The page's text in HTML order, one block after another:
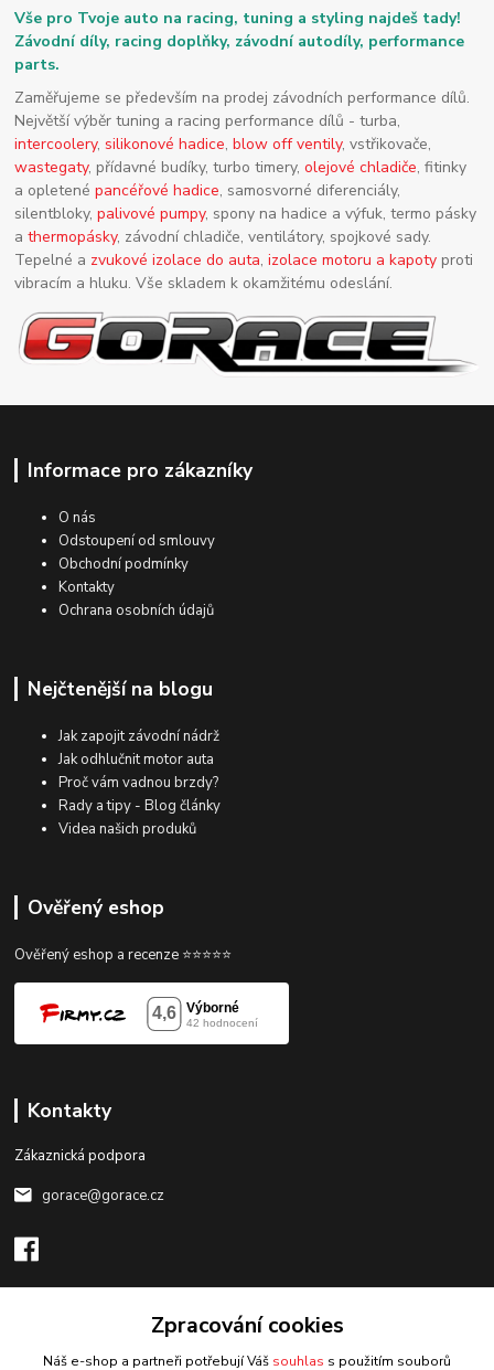
Vše pro Tvoje auto na racing, tuning a styling najdeš tady!
Závodní díly, racing doplňky, závodní autodíly, performance
parts.
Zaměřujeme se především na prodej závodních performance dílů.
Největší výběr tuning a racing performance dílů - turba,
intercoolery,silikonové hadice,blow off ventily, vstřikovače,
wastegaty, přídavné budíky, turbo timery,olejové chladiče, fitinky
a opletenépancéřové hadice, samosvorné diferenciály,
silentbloky,palivové pumpy, spony na hadice a výfuk, termo pásky
athermopásky, závodní chladiče, ventilátory, spojkové sady.
Tepelné a zvukové izolace do auta,izolace motoru a kapoty proti
vibracím a hluku. Vše skladem k okamžitému odeslání.
Informace pro zákazníky
O nás
Odstoupení od smlouvy
Obchodní podmínky
Kontakty
Ochrana osobních údajů
Nejčtenější na blogu
Jak zapojit závodní nádrž
Jak odhlučnit motor auta
Proč vám vadnou brzdy?
Rady a tipy - Blog články
Videa našich produků
Ověřený eshop
Ověřený eshop a recenze ⭐⭐⭐⭐⭐
Kontakty
Zákaznická podpora
gorace@gorace.cz
Upravit sběr cookies.
Zpracování cookies
Náš e-shop a partneři potřebují Váš souhlas s použitím souborů